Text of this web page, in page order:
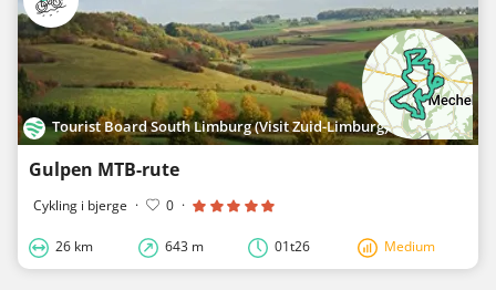
Tourist Board South Limburg (Visit Zuid-Limburg)
Gulpen MTB-rute
Cykling i bjerge · 0 ·
26 km 643 m 01t26 Medium